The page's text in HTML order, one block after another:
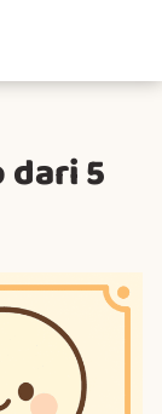
dari 5